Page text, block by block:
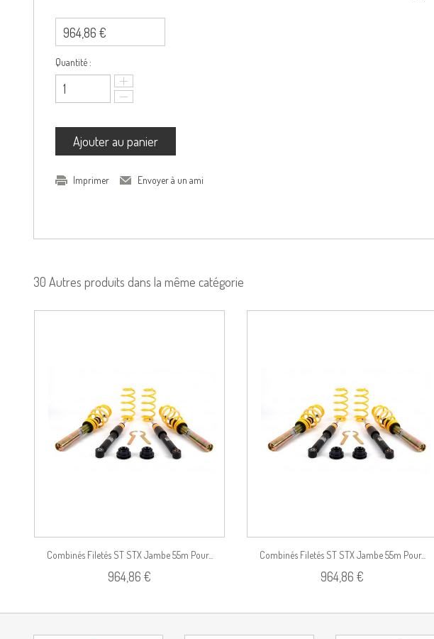
964,86 €
Quantité :
Ajouter au panier
Imprimer Envoyer à un ami
30 Autres produits dans la même catégorie
Combinés Filetés ST STX Jambe 55m Pour...
964,86 €
Combinés Filetés ST STX Jambe 55m Pour...
964,86 €
Voir le produit Voir le produit